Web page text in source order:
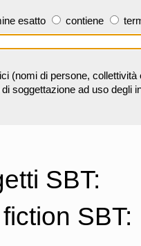
esatto contiene
(nomi di persone,
soggettazione ad uso degli
SBT:
SBT: